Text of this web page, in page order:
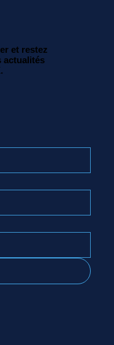
et restez
actualités